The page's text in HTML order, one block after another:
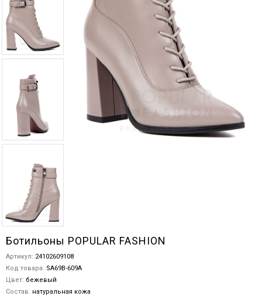
Ботильоны POPULAR FASHION
Артикул: 24102609108
Код товара: SA69B-609A
Цвет: бежевый
Состав: натуральная кожа